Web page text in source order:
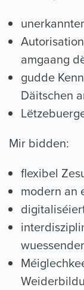
amgaang
gudde
Däitschen
Mir bidden:
flexibel
modern an